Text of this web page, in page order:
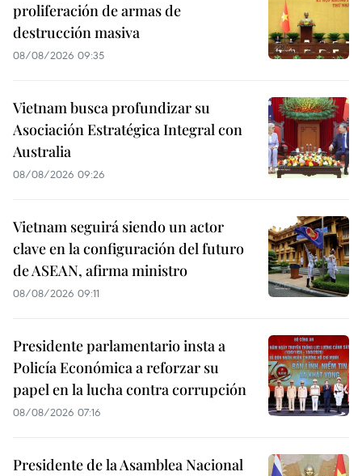
proliferación de armas de
destrucción masiva
08/08/2026 09:35
Vietnam busca profundizar su
Asociación Estratégica Integral con
Australia
08/08/2026 09:26
Vietnam seguirá siendo un actor
clave en la configuración del futuro
de ASEAN, afirma ministro
08/08/2026 09:11
Presidente parlamentario insta a
Policía Económica a reforzar su
papel en la lucha contra corrupción
08/08/2026 07:16
Presidente de la Asamblea Nacional